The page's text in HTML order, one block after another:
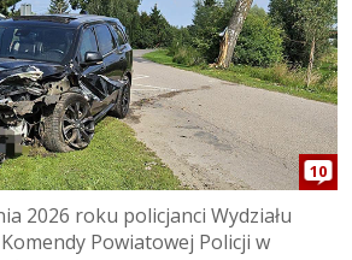
10
2026 roku policjanci Wydziału
Powiatowej Policji w